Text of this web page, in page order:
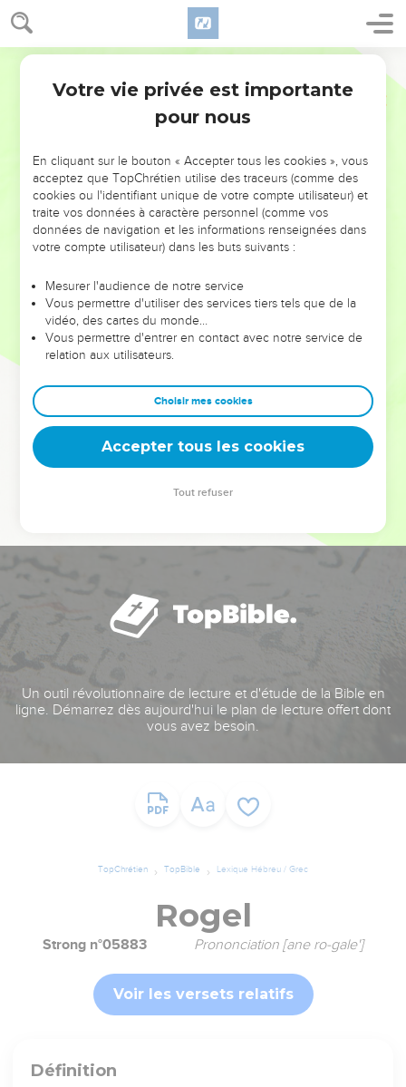
NE MANQUEZ PAS L’ÉVÉNEMENT
DE L’ANNÉE !
ET SI LEURS ERREURS POUVAIENT VOUS ÉVITER LES
VOTRES ?
leur foi ou leur vision. Mais on voit moins les doutes, les erreurs
et les saisons difficiles qu'ils ont traversés, alors même que ce
sont elles qui les ont façonnés.
Dans cette conférence, leaders, entrepreneurs, et responsables
clés pour avancer avec plus de sagesse afin que leurs erreurs
deviennent vos tremplins. Que vous guidiez un ministère, une
équipe, un groupe ou une famille, leur expérience est faite
Un outil révolutionnaire de lecture et d'étude de la Bible en
ligne. Démarrez dès aujourd'hui le plan de lecture offert dont
vous avez besoin.
TopChrétien TopBible Lexique Hébreu / Grec
Rogel
Strong n°05883 Prononciation [ane ro-gale']
Voir les versets relatifs
Définition
Votre vie privée est importante
pour nous
En cliquant sur le bouton « Accepter tous les cookies », vous
acceptez que TopChrétien utilise des traceurs (comme des
cookies ou l'identifiant unique de votre compte utilisateur) et
traite vos données à caractère personnel (comme vos
données de navigation et les informations renseignées dans
votre compte utilisateur) dans les buts suivants :
Mesurer l'audience de notre service
Vous permettre d'utiliser des services tiers tels que de la
vidéo, des cartes du monde…
Vous permettre d'entrer en contact avec notre service de
relation aux utilisateurs.
Choisir mes cookies
Accepter tous les cookies
Tout refuser